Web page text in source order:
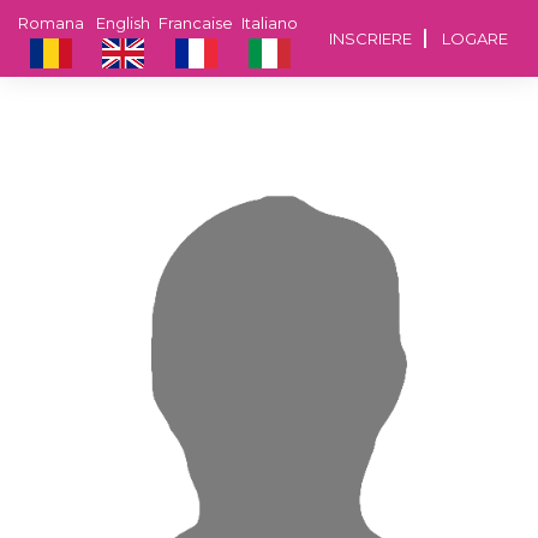
INSCRIERE LOGARE
Italiano
Francaise
English
Romana